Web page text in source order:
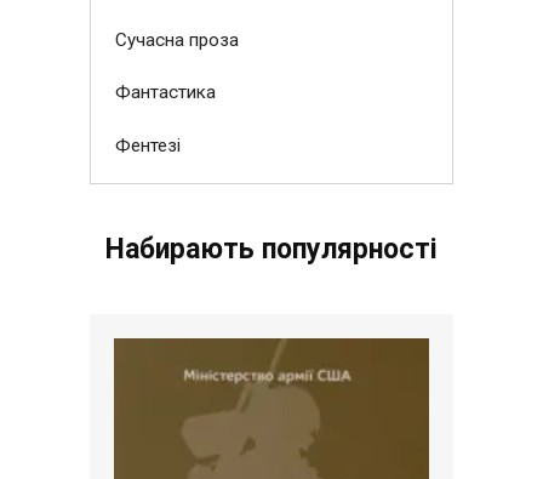
Сучасна проза
Фантастика
Фентезі
Набирають популярності